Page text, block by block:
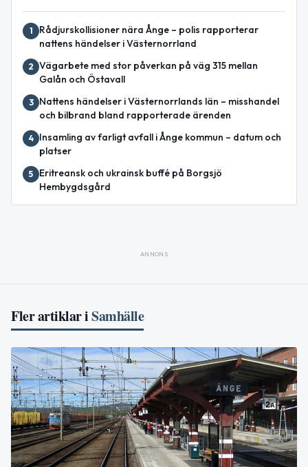
1
Rådjurskollisioner nära Ånge – polis rapporterar
nattens händelser i Västernorrland
2 Vägarbete med stor påverkan på väg 315 mellan
Galån och Östavall
3
Nattens händelser i Västernorrlands län – misshandel
och bilbrand bland rapporterade ärenden
4
Insamling av farligt avfall i Ånge kommun – datum och
platser
5
Eritreansk och ukrainsk buffé på Borgsjö
Hembygdsgård
ANNONS
Fler artiklar iSamhälle